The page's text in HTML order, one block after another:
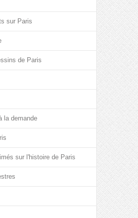
sur Paris
de Paris
la demande
sur l'histoire de Paris